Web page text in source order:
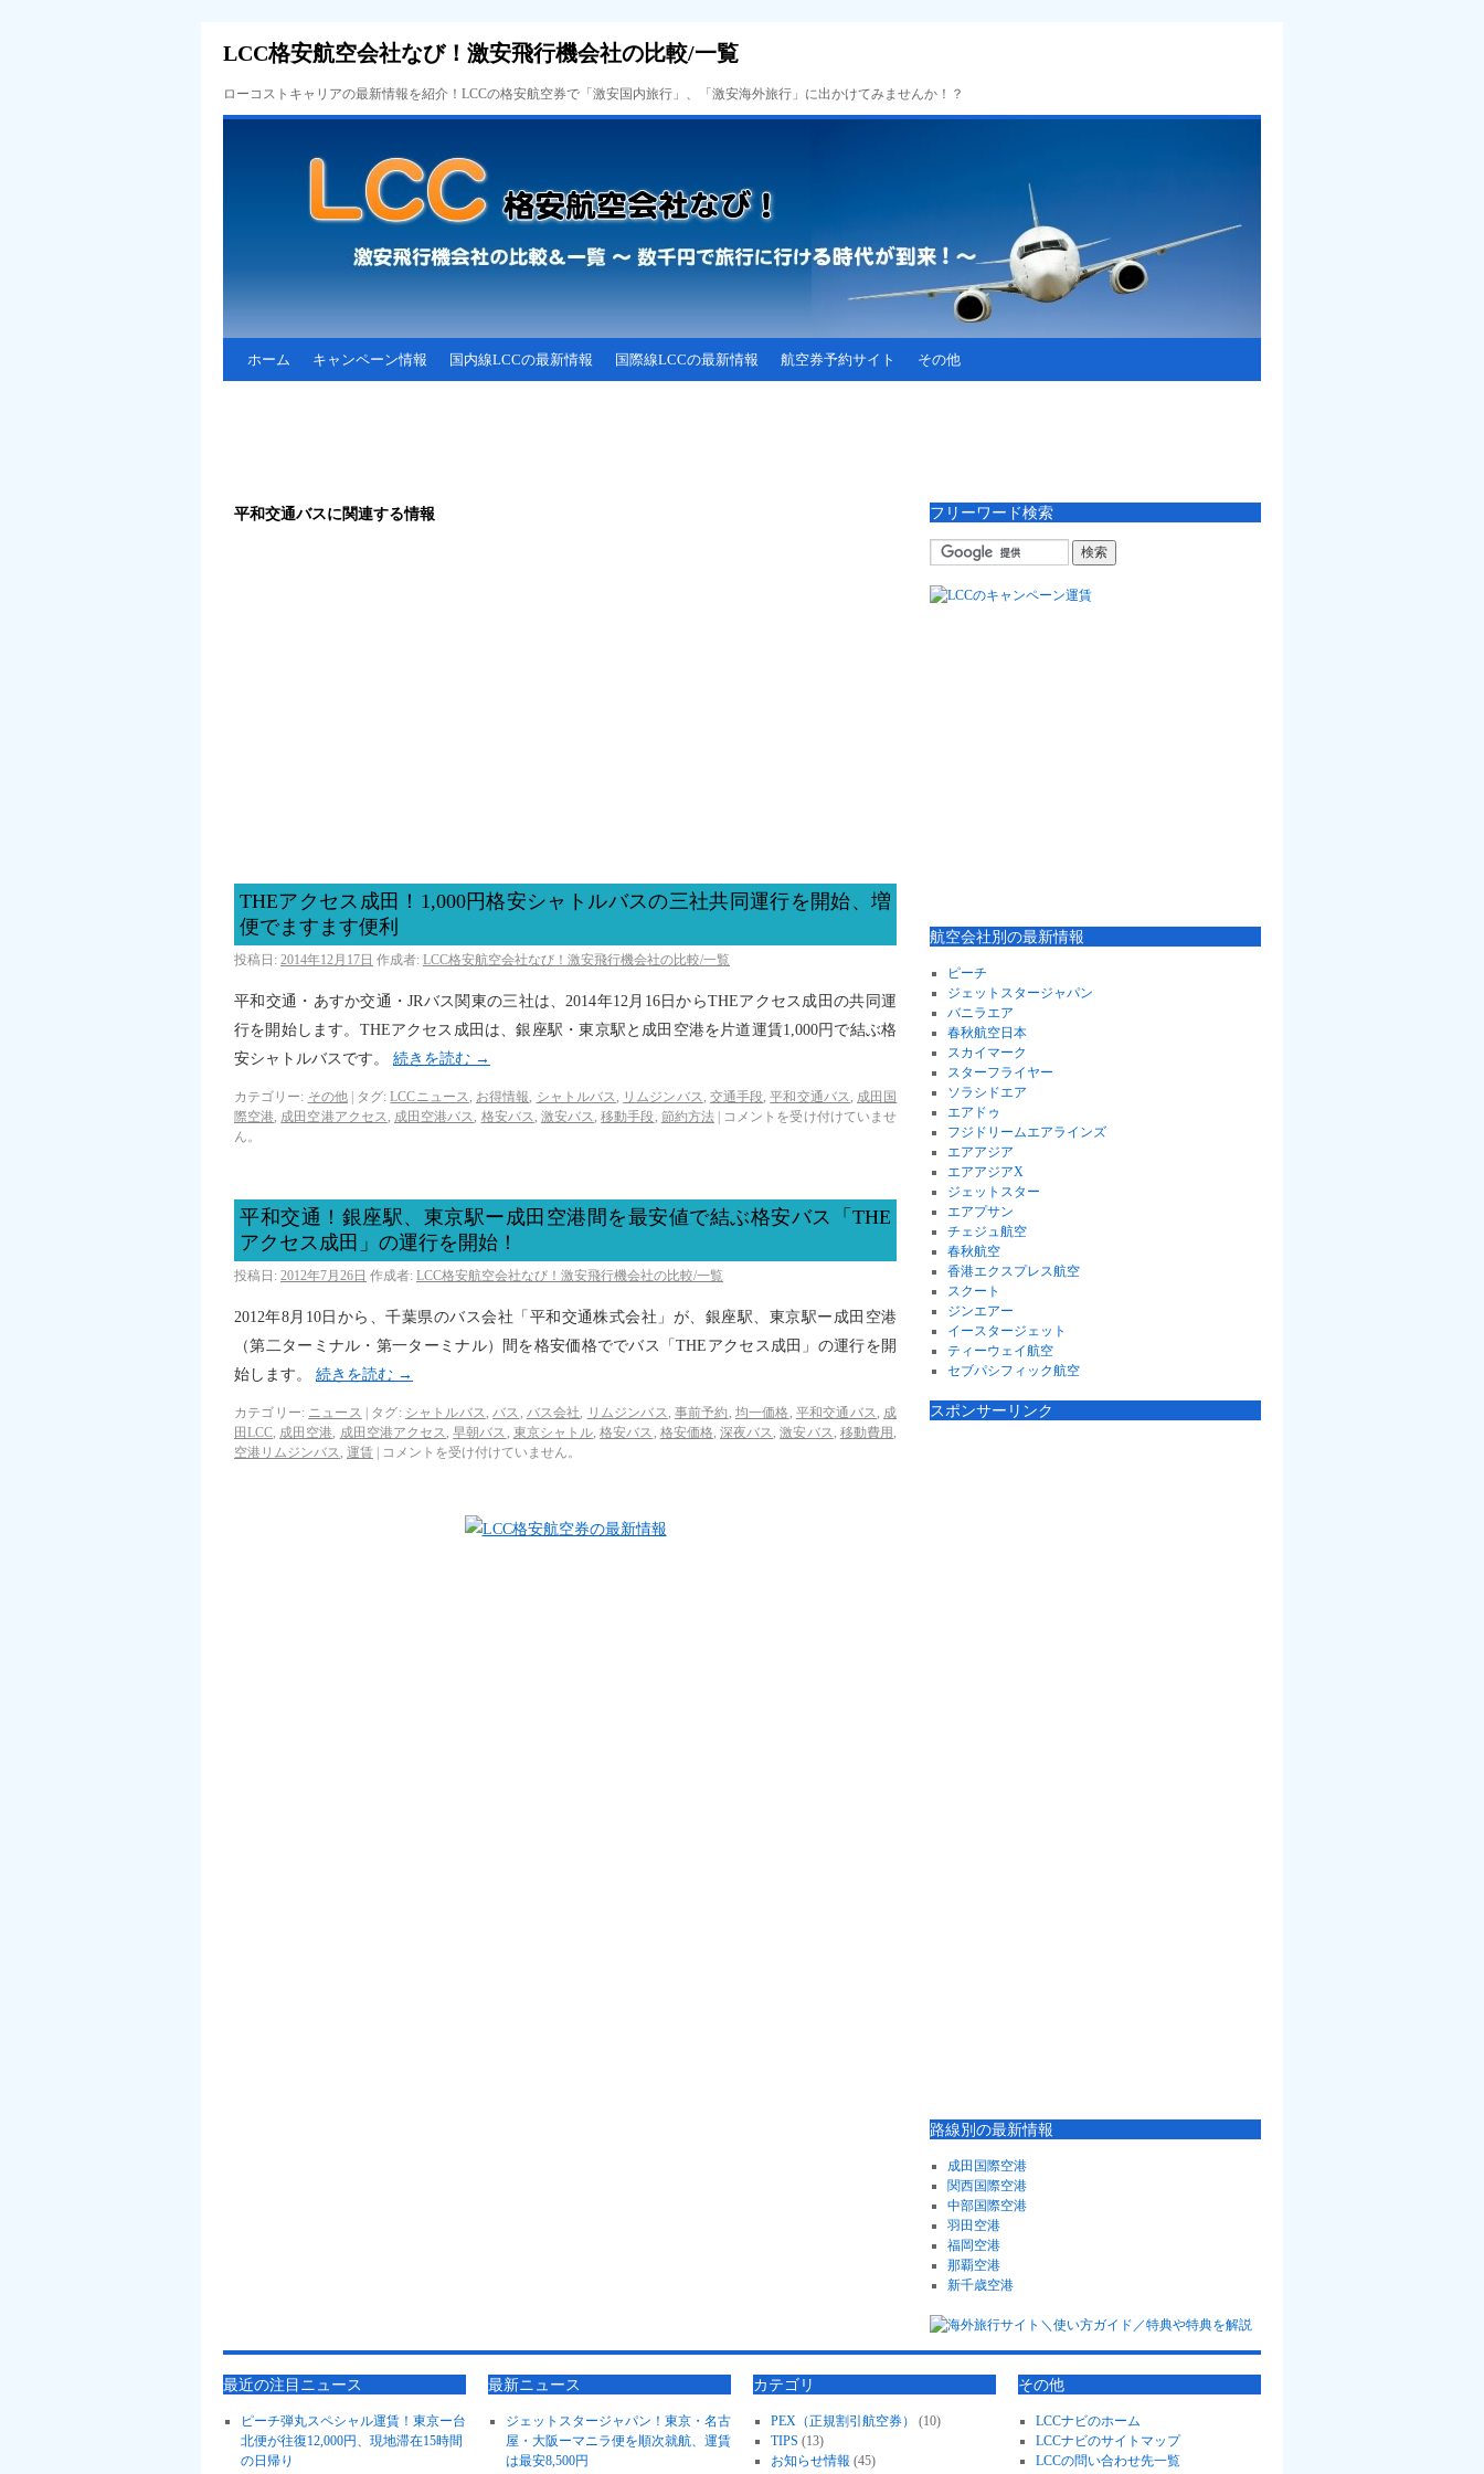
LCC格安航空会社なび！激安飛行機会社の比較/一覧
ローコストキャリアの最新情報を紹介！LCCの格安航空券で「激安国内旅行」、「激安海外旅行」に出かけてみませんか！？
ホーム キャンペーン情報 国内線LCCの最新情報 国際線LCCの最新情報 航空券予約サイト その他
平和交通バスに関連する情報
THEアクセス成田！1,000円格安シャトルバスの三社共同運行を開始、増
便でますます便利
投稿日: 2014年12月17日 作成者: LCC格安航空会社なび！激安飛行機会社の比較/一覧
平和交通・あすか交通・JRバス関東の三社は、2014年12月16日からTHEアクセス成田の共同運
行を開始します。THEアクセス成田は、銀座駅・東京駅と成田空港を片道運賃1,000円で結ぶ格
安シャトルバスです。 続きを読む →
カテゴリー: その他 タグ: LCCニュース, お得情報, シャトルバス, リムジンバス, 交通手段,平和交通バス, 成田国
際空港, 成田空港アクセス, 成田空港バス, 格安バス, 激安バス,移動手段, 節約方法
コメントを受け付けていませ
ん。
平和交通！銀座駅、東京駅ー成田空港間を最安値で結ぶ格安バス「THE
アクセス成田」の運行を開始！
投稿日: 2012年7月26日 作成者: LCC格安航空会社なび！激安飛行機会社の比較/一覧
2012年8月10日から、千葉県のバス会社「平和交通株式会社」が、銀座駅、東京駅ー成田空港
（第二ターミナル・第一ターミナル）間を格安価格ででバス「THEアクセス成田」の運行を開
始します。 続きを読む →
カテゴリー: ニュース タグ: シャトルバス,バス , バス会社, リムジンバス, 事前予約 , 均一価格 , 平和交通バス, 成
田LCC, 成田空港, 成田空港アクセス,早朝バス , 東京シャトル,格安バス , 格安価格, 深夜バス,激安バス, 移動費用 ,
空港リムジンバス, 運賃 コメントを受け付けていません。
フリーワード検索
航空会社別の最新情報
ピーチ
ジェットスタージャパン
バニラエア
春秋航空日本
スカイマーク
スターフライヤー
ソラシドエア
エアドゥ
フジドリームエアラインズ
エアアジア
エアアジアX
ジェットスター
エアプサン
チェジュ航空
春秋航空
香港エクスプレス航空
スクート
ジンエアー
イースタージェット
ティーウェイ航空
セブパシフィック航空
スポンサーリンク
路線別の最新情報
成田国際空港
関西国際空港
中部国際空港
羽田空港
福岡空港
那覇空港
新千歳空港
最近の注目ニュース
ピーチ弾丸スペシャル運賃！東京ー台
北便が往復12,000円、現地滞在15時間
の日帰り
最新ニュース
ジェットスタージャパン！東京・名古
屋・大阪ーマニラ便を順次就航、運賃
は最安8,500円
カテゴリ
PEX（正規割引航空券）
(10)
TIPS (13)
お知らせ情報 (45)
その他
LCCナビのホーム
LCCナビのサイトマップ
LCCの問い合わせ先一覧